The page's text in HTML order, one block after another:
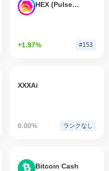
HEX (Pulsechain)
+1.97% #153
XXXAi
0.00% ランクなし
Bitcoin Cash